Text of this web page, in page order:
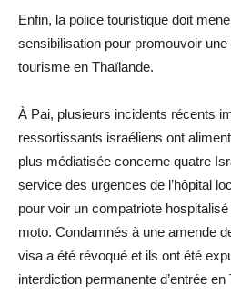
Enfin, la police touristique doit
sensibilisation pour promouvoir
tourisme en Thaïlande.
À Pai, plusieurs incidents récents
ressortissants israéliens ont
plus médiatisée concerne quatre
service des urgences de l’hôpital
pour voir un compatriote
moto. Condamnés à une amende
visa a été révoqué et ils ont été
interdiction permanente d’entrée en